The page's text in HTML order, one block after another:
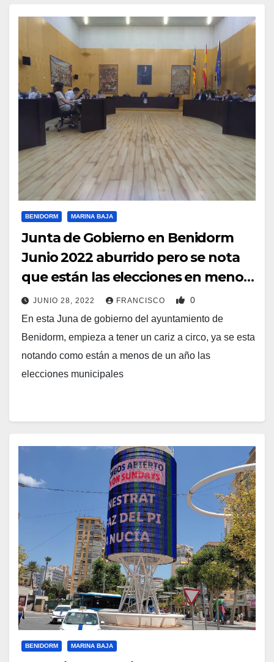
BENIDORM MARINA BAJA
Junta de Gobierno en Benidorm
Junio 2022 aburrido pero se nota
que están las elecciones en menos
de un año.
JUNIO 28, 2022 FRANCISCO 0
En esta Juna de gobierno del ayuntamiento de
Benidorm, empieza a tener un cariz a circo, ya se esta
notando como están a menos de un año las
elecciones municipales
BENIDORM MARINA BAJA